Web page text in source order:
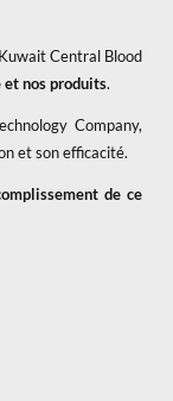
Central Blood
nos produits.
Company,
et son efficacité.
de ce